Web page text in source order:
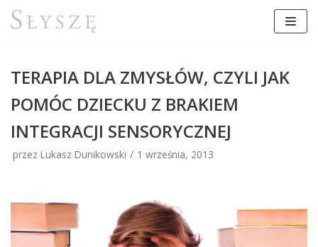
Przejdź
TERAPIA DLA ZMYSŁÓW, CZYLI JAK
POMÓC DZIECKU Z BRAKIEM
INTEGRACJI SENSORYCZNEJ
przez Lukasz Dunikowski 1 września, 2013